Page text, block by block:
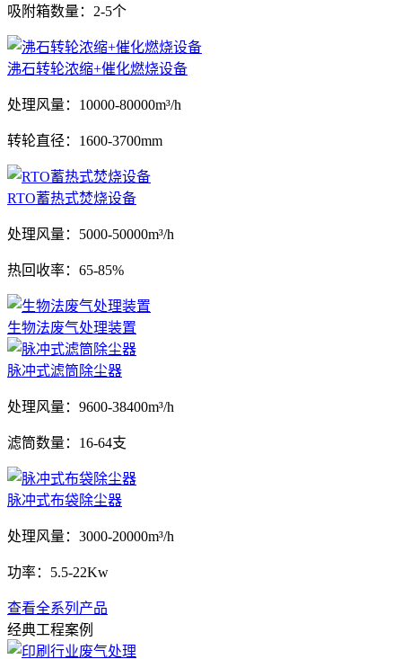
吸附箱数量： 2-5个
沸石转轮浓缩+催化燃烧设备
处理风量： 10000-80000m³/h
转轮直径： 1600-3700mm
RTO蓄热式焚烧设备
处理风量： 5000-50000m³/h
热回收率： 65-85%
生物法废气处理装置
脉冲式滤筒除尘器
处理风量： 9600-38400m³/h
滤筒数量： 16-64支
脉冲式布袋除尘器
处理风量： 3000-20000m³/h
功率： 5.5-22Kw
查看全系列产品
经典工程案例